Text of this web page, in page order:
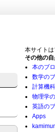
本サイトは
その他の
本のブ
数学の
計算機
物理学
英語の
Apps